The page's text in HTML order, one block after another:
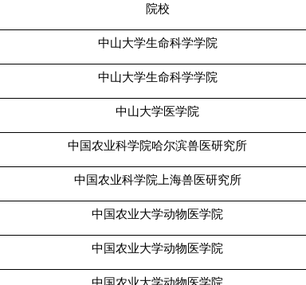
院校
中山大学生命科学学院
中山大学生命科学学院
中山大学医学院
中国农业科学院哈尔滨兽医研究所
中国农业科学院上海兽医研究所
中国农业大学动物医学院
中国农业大学动物医学院
中国农业大学动物医学院